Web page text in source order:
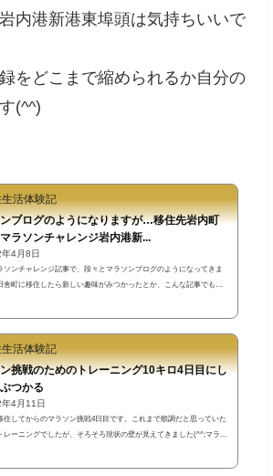
内港新港東埠頭は気持ちいいで
をどこまで縮められるか自分の
(^^)
活体験記
ブログのようになりますが…移住先岩内町
ラソンチャレンジ岩内港新...
4月8日
ソンチャレンジ記事で、段々とマラソンブログのようになってきま
舎町に移住したら新しい趣味がみつかったとか、こんな記事でも何
時１２分だったようです。雪がよく降っていた頃は、６時でも暗い
ていたのですが、もうこんなに日の出時刻が早くなっているんです
活体験記
挑戦のためのトレーニング10キロ4日目にし
つかる
4月11日
住してからのマラソン挑戦4日目です。これまで順調だと思っていた
レーニングでしたが、そろそろ現状の壁が見えてきました(^^;マラソ